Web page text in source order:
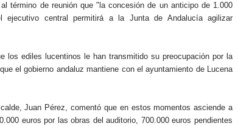
término de reunión que "la concesión de un anticipo de 1.000
central permitirá a la Junta de Andalucía agilizar
los ediles lucentinos le han transmitido su preocupación por la
el gobierno andaluz mantiene con el ayuntamiento de Lucena
Juan Pérez, comentó que en estos momentos asciende a
euros por las obras del auditorio, 700.000 euros pendientes